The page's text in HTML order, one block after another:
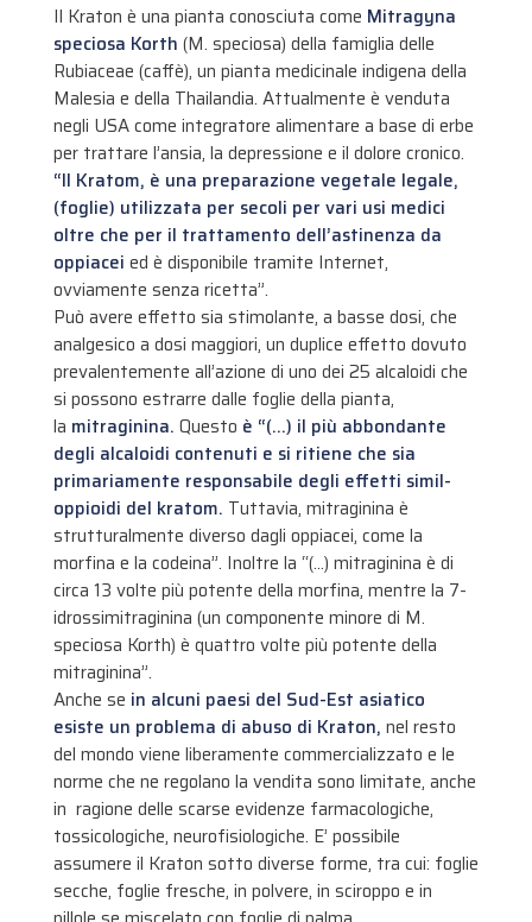
Il Kraton è una pianta conosciuta come Mitragyna
speciosa Korth (M. speciosa) della famiglia delle
Rubiaceae (caffè), un pianta medicinale indigena della
Malesia e della Thailandia. Attualmente è venduta
negli USA come integratore alimentare a base di erbe
per trattare l’ansia, la depressione e il dolore cronico.
“Il Kratom, è una preparazione vegetale legale,
(foglie) utilizzata per secoli per vari usi medici
oltre che per il trattamento dell’astinenza da
oppiacei ed è disponibile tramite Internet,
ovviamente senza ricetta”.
Può avere effetto sia stimolante, a basse dosi, che
analgesico a dosi maggiori, un duplice effetto dovuto
prevalentemente all’azione di uno dei 25 alcaloidi che
si possono estrarre dalle foglie della pianta,
la mitraginina. Questo è “(…) il più abbondante
degli alcaloidi contenuti e si ritiene che sia
primariamente responsabile degli effetti simil-
oppioidi del kratom. Tuttavia, mitraginina è
strutturalmente diverso dagli oppiacei, come la
morfina e la codeina”. Inoltre la “(…) mitraginina è di
circa 13 volte più potente della morfina, mentre la 7-
idrossimitraginina (un componente minore di M.
speciosa Korth) è quattro volte più potente della
mitraginina”.
Anche se in alcuni paesi del Sud-Est asiatico
esiste un problema di abuso di Kraton, nel resto
del mondo viene liberamente commercializzato e le
norme che ne regolano la vendita sono limitate, anche
in ragione delle scarse evidenze farmacologiche,
tossicologiche, neurofisiologiche. E’ possibile
assumere il Kraton sotto diverse forme, tra cui: foglie
secche, foglie fresche, in polvere, in sciroppo e in